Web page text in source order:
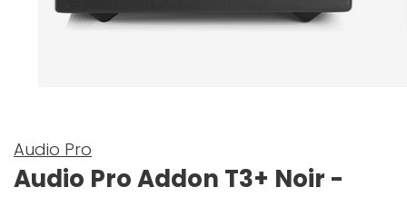
Audio Pro
Audio Pro Addon T3+ Noir -